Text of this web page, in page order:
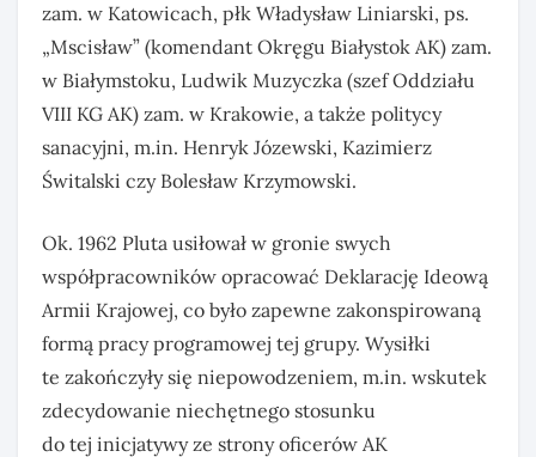
zam. w Katowicach, płk Władysław Liniarski, ps.
„Mscisław” (komendant Okręgu Białystok AK) zam.
w Białymstoku, Ludwik Muzyczka (szef Oddziału
VIII KG AK) zam. w Krakowie, a także politycy
sanacyjni, m.in. Henryk Józewski, Kazimierz
Świtalski czy Bolesław Krzymowski.
Ok. 1962 Pluta usiłował w gronie swych
współpracowników opracować Deklarację Ideową
Armii Krajowej, co było zapewne zakonspirowaną
formą pracy programowej tej grupy. Wysiłki
te zakończyły się niepowodzeniem, m.in. wskutek
zdecydowanie niechętnego stosunku
do tej inicjatywy ze strony oficerów AK